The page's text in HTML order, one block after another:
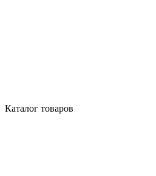
Каталог товаров